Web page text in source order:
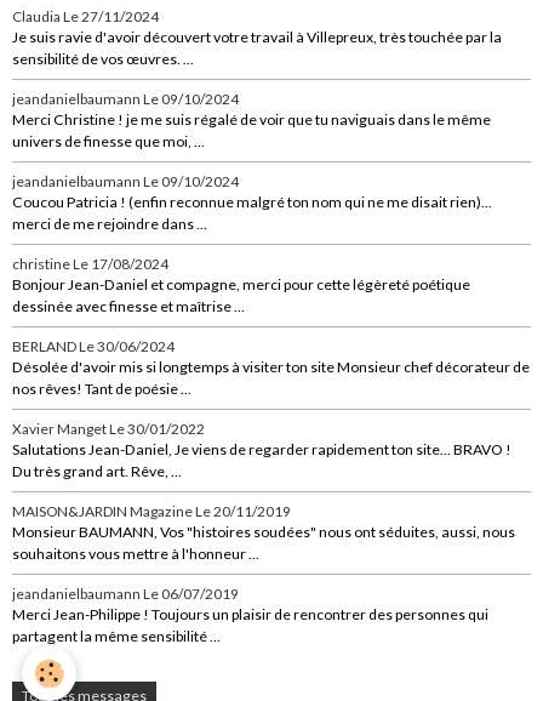
Claudia Le 27/11/2024
Je suis ravie d'avoir découvert votre travail à Villepreux, très touchée par la
sensibilité de vos œuvres. ...
jeandanielbaumann Le 09/10/2024
Merci Christine ! je me suis régalé de voir que tu naviguais dans le même
univers de finesse que moi, ...
jeandanielbaumann Le 09/10/2024
Coucou Patricia ! (enfin reconnue malgré ton nom qui ne me disait rien)...
merci de me rejoindre dans ...
christineLe 17/08/2024
Bonjour Jean-Daniel et compagne, merci pour cette légèreté poétique
dessinée avec finesse et maîtrise ...
BERLANDLe 30/06/2024
Désolée d'avoir mis si longtemps à visiter ton site Monsieur chef décorateur de
nos rêves! Tant de poésie ...
Xavier MangetLe 30/01/2022
Salutations Jean-Daniel, Je viens de regarder rapidement ton site... BRAVO !
Du très grand art. Rêve, ...
MAISON&JARDIN MagazineLe 20/11/2019
Monsieur BAUMANN, Vos "histoires soudées" nous ont séduites, aussi, nous
souhaitons vous mettre à l'honneur ...
jeandanielbaumann Le 06/07/2019
Merci Jean-Philippe ! Toujours un plaisir de rencontrer des personnes qui
partagent la même sensibilité ...
Tous les messages